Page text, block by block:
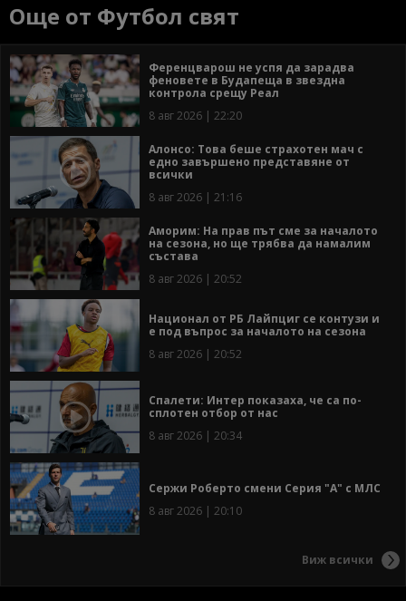
Още от Футбол свят
Ференцварош не успя да зарадва
феновете в Будапеща в звездна
контрола срещу Реал
8 авг 2026 | 22:20
Алонсо: Това беше страхотен мач с
едно завършено представяне от
всички
8 авг 2026 | 21:16
Аморим: На прав път сме за началото
на сезона, но ще трябва да намалим
състава
8 авг 2026 | 20:52
Национал от РБ Лайпциг се контузи и
е под въпрос за началото на сезона
8 авг 2026 | 20:52
Спалети: Интер показаха, че са по-
сплотен отбор от нас
8 авг 2026 | 20:34
Сержи Роберто смени Серия "А" с МЛС
8 авг 2026 | 20:10
Виж всички